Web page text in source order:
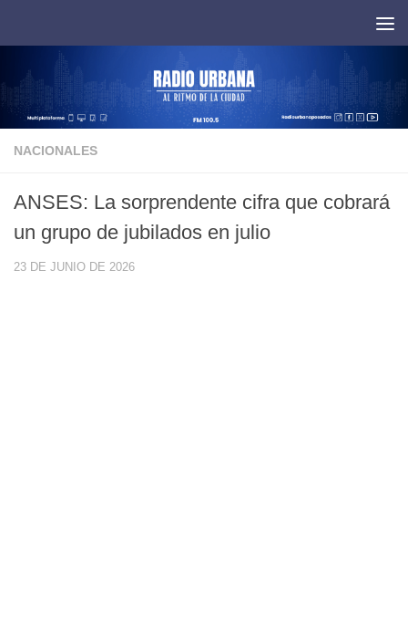
NACIONALES
ANSES: La sorprendente cifra que cobrará
un grupo de jubilados en julio
23 DE JUNIO DE 2026